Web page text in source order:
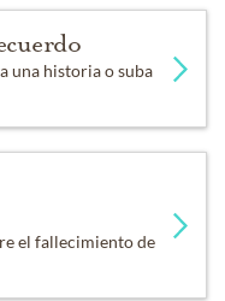
una historia o suba
el fallecimiento de